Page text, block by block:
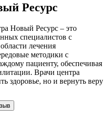
Ресурс
Новый Ресурс – это
специалистов с
лечения
методики с
пациенту, обеспечивая
Врачи центра
здоровье, но и вернуть веру